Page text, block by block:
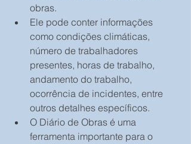
obras.
Ele pode conter informações
como condições climáticas,
número de trabalhadores
presentes, horas de trabalho,
andamento do trabalho,
ocorrência de incidentes, entre
outros detalhes específicos.
O Diário de Obras é uma
ferramenta importante para o